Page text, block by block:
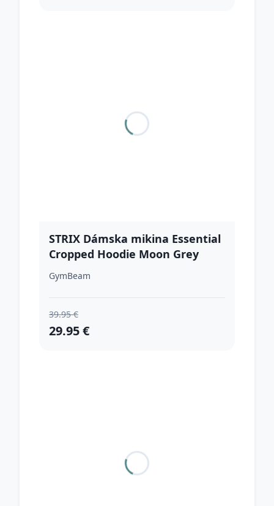
STRIX Dámska mikina Essential
Cropped Hoodie Moon Grey
XSXS
GymBeam
39.95 €
29.95 €